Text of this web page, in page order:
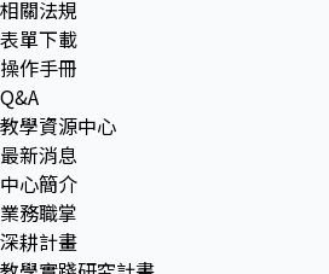
相關法規
表單下載
操作手冊
Q&A
教學資源中心
最新消息
中心簡介
業務職掌
深耕計畫